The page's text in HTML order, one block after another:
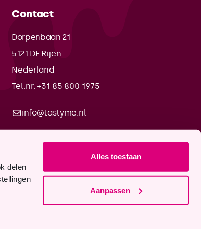
delen
Alles toestaan
Aanpassen
Contact
Dorpenbaan 21
5121 DE Rijen
Nederland
Tel.nr. +31 85 800 1975
info@tastyme.nl